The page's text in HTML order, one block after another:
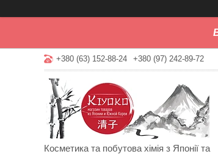
+380 (63) 152-88-24 +380 (97) 242-89-72
Косметика та побутова хімія з Японії та